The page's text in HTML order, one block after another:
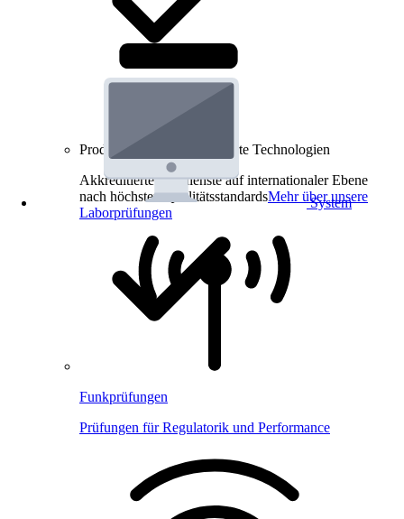
System
Produkt-Prüfungen für smarte Technologien
Akkreditierte Prüfdienste auf internationaler Ebene
nach höchsten QualitätsstandardsMehr über unsere
Laborprüfungen
Funkprüfungen
Prüfungen für Regulatorik und Performance